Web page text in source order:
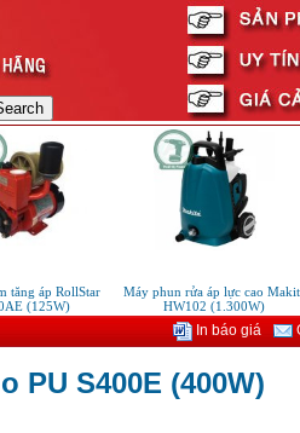
áp RollStar
(125W)
Máy phun rửa áp lực cao Makita
HW102 (1.300W)
In báo giá
PU S400E (400W)